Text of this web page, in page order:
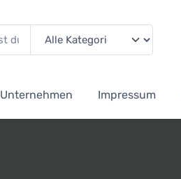
Unternehmen Impressum